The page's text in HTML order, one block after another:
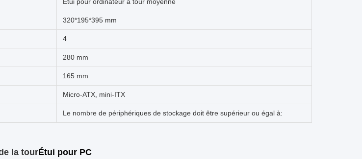
320*195*395 mm
4
280 mm
165 mm
Micro-ATX, mini-ITX
Le nombre de périphériques de stockage doit être supérieur ou égal à:
la tourÉtui pour PC